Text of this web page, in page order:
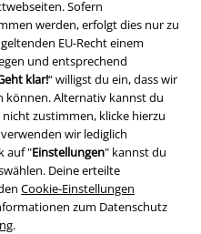
Sofern
werden, erfolgt dies nur zu
EU-Recht einem
und entsprechend
klar!“ willigst du ein, dass wir
können. Alternativ kannst du
zustimmen, klicke hierzu
wir lediglich
auf "Einstellungen" kannst du
Deine erteilte
Cookie-Einstellungen
zum Datenschutz
.
Company